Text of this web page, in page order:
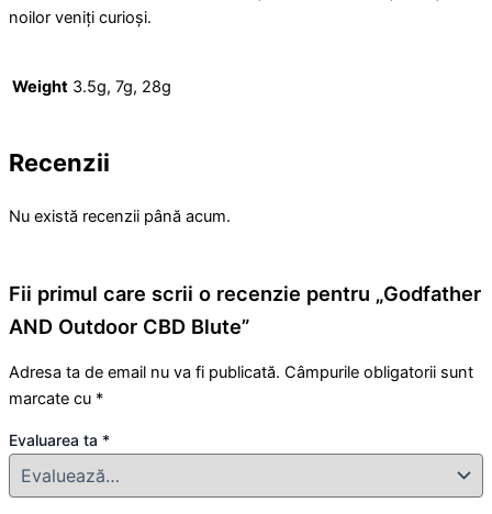
noilor veniți curioși.
Weight 3.5g, 7g, 28g
Recenzii
Nu există recenzii până acum.
Fii primul care scrii o recenzie pentru „Godfather
AND Outdoor CBD Blute”
Adresa ta de email nu va fi publicată. Câmpurile obligatorii sunt
marcate cu *
Evaluarea ta *